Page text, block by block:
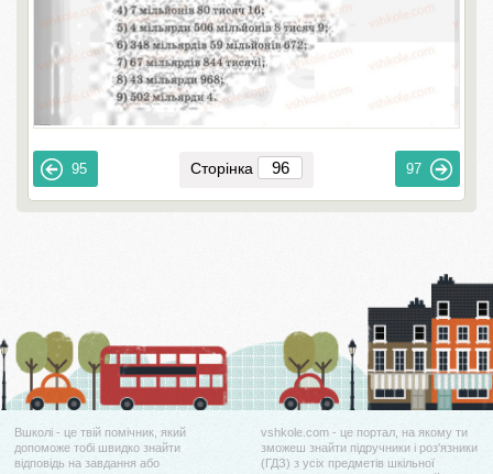
95 Сторінка 97
Вшколі - це твій помічник, який
допоможе тобі швидко знайти
відповідь на завдання або
vshkole.com - це портал, на якому ти
зможеш знайти підручники і роз'язники
(ГДЗ) з усіх предметів шкільної